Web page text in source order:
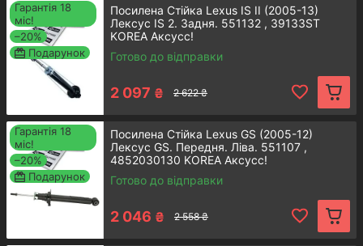
Універсальна та надiйна запчастина
для правої сторони переднього моста
легкового автомобіля.
Детальнiше
Передній лівий амортизатор
стійки Toyota Avensis
Гарантія 18
міс!
–20%
Подарунок
Посилена Стійка Lexus IS II (2005-13)
Лексус IS 2. Задня. 551132 , 39133ST
KOREA Аксусс!
Готово до відправки
2 097 ₴ 2 622 ₴
Гарантія 18
міс!
–20%
Подарунок
Посилена Стійка Lexus GS (2005-12)
Лексус GS. Передня. Ліва. 551107 ,
4852030130 KOREA Аксусс!
Готово до відправки
2 046 ₴ 2 558 ₴